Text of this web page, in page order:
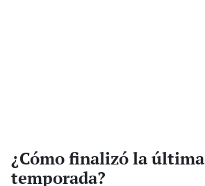
¿Cómo finalizó la última
temporada?